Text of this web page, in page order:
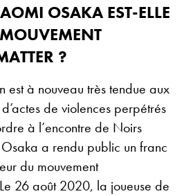
OSAKA EST-ELLE
?
est à nouveau très tendue aux
de violences perpétrés
à l’encontre de Noirs
a rendu public un franc
du mouvement
26 août 2020, la joueuse de